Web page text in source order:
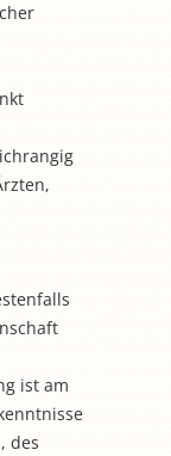
ist am
des